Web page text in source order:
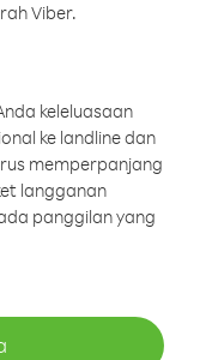
Viber.
keleluasaan
ke landline dan
memperpanjang
langganan
panggilan yang